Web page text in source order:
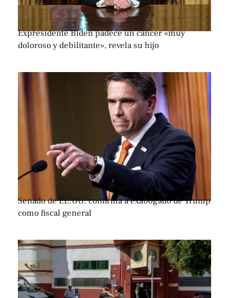
Expresidente Biden padece un cáncer «muy
doloroso y debilitante», revela su hijo
Senado de EE.UU. confirma a exabogado de Trump
como fiscal general